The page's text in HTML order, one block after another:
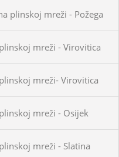
plinskoj mreži - Požega
mreži - Virovitica
mreži- Virovitica
mreži - Osijek
mreži - Slatina